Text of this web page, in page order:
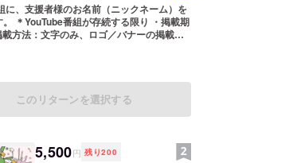
に、支援者様のお名前（ニックネーム）を
＊YouTube番組が存続する限り ・掲載期
方法：文字のみ、ロゴ／バナーの掲載は
望されるお名前をご記入ください。
このリターンを選択する
5,500円 残り200